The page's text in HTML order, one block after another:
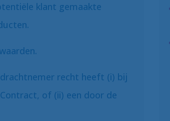
klant gemaakte
recht heeft (i) bij
of (ii) een door de